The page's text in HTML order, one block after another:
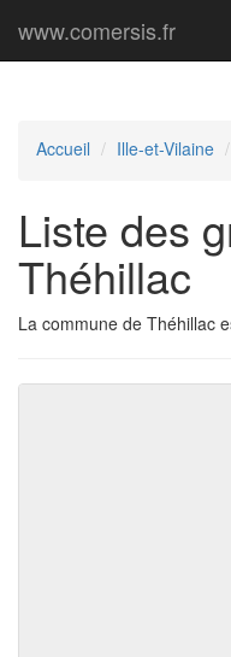
www.comersis.fr
Accueil Ille-et-Vilaine
Liste des
Théhillac
La commune de Théhillac